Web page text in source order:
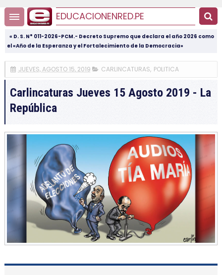
EDUCACIONENRED.PE
« D. S. N° 011-2026-PCM.- Decreto Supremo que declara el año 2026 como
el «Año de la Esperanza y el Fortalecimiento de la Democracia»
JUEVES, AGOSTO 15, 2019 CARLINCATURAS, POLITICA
Carlincaturas Jueves 15 Agosto 2019 - La
República